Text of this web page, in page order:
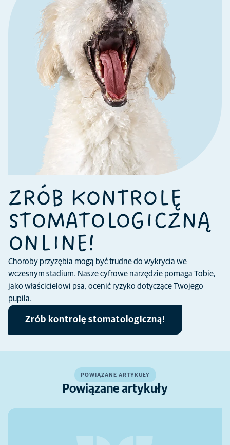
ZRÓB KONTROLĘ
STOMATOLOGICZNĄ
ONLINE!
Choroby przyzębia mogą być trudne do wykrycia we
wczesnym stadium. Nasze cyfrowe narzędzie pomaga Tobie,
jako właścicielowi psa, ocenić ryzyko dotyczące Twojego
pupila.
Zrób kontrolę stomatologiczną!
POWIĄZANE ARTYKUŁY
Powiązane artykuły